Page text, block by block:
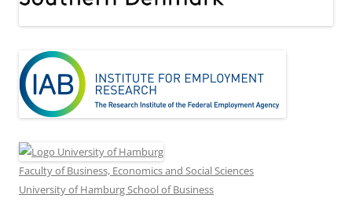
Faculty of Business, Economics and Social Sciences
University of Hamburg School of Business